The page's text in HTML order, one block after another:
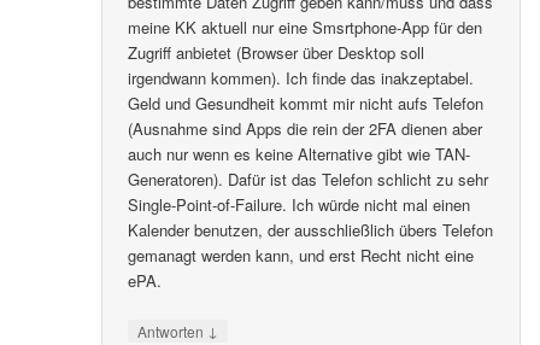
meine KK aktuell nur eine Smsrtphone-App für den
Zugriff anbietet (Browser über Desktop soll
irgendwann kommen). Ich finde das inakzeptabel.
Geld und Gesundheit kommt mir nicht aufs Telefon
(Ausnahme sind Apps die rein der 2FA dienen aber
auch nur wenn es keine Alternative gibt wie TAN-
Generatoren). Dafür ist das Telefon schlicht zu sehr
Single-Point-of-Failure. Ich würde nicht mal einen
Kalender benutzen, der ausschließlich übers Telefon
gemanagt werden kann, und erst Recht nicht eine
ePA.
Antworten ↓